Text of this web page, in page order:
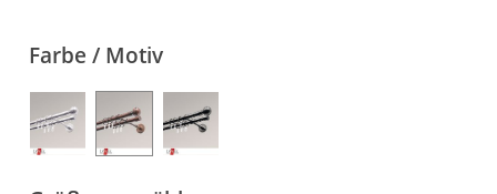
Panneaux
Farbe / Motiv